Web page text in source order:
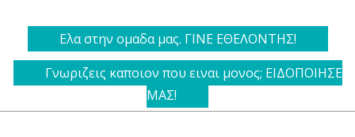
Ελα στην ομαδα μας. ΓΙΝΕ ΕΘΕΛΟΝΤΗΣ!
Γνωριζεις καποιον που ειναι μονος; ΕΙΔΟΠΟΙΗΣΕ
ΜΑΣ!